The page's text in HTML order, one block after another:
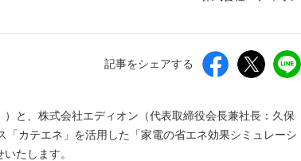
記事をシェアする
と、株式会社エディオン（代表取締役会長兼社長：久保
カテエネ」を活用した「家電の省エネ効果シミュレーシ
たします。